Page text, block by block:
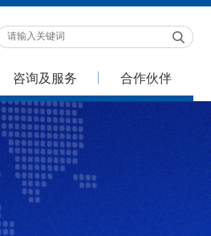
咨询及服务 合作伙伴